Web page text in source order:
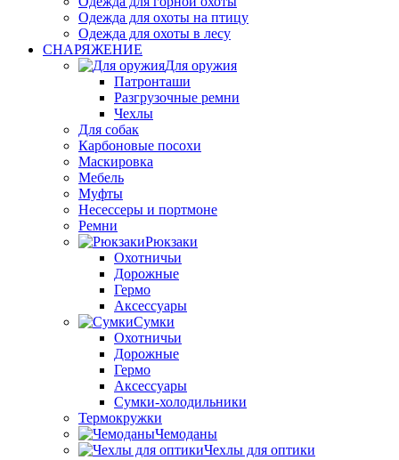
Одежда для охоты на птицу
Одежда для охоты в лесу
СНАРЯЖЕНИЕ
Для оружия
Патронташи
Разгрузочные ремни
Чехлы
Для собак
Карбоновые посохи
Маскировка
Мебель
Муфты
Несессеры и портмоне
Ремни
Рюкзаки
Охотничьи
Дорожные
Гермо
Аксессуары
Сумки
Охотничьи
Дорожные
Гермо
Аксессуары
Сумки-холодильники
Термокружки
Чемоданы
Чехлы для оптики